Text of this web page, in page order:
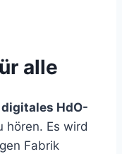
alle
HdO-
hören. Es wird
Fabrik